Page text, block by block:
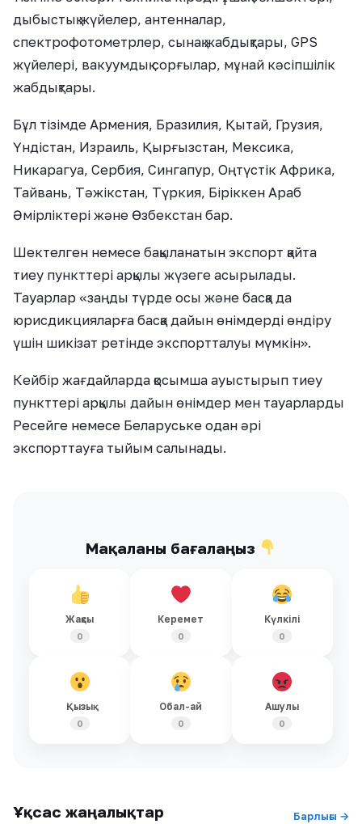
дыбыстық жүйелер, антенналар,
спектрофотометрлер, сынақ жабдықтары, GPS
жүйелері, вакуумдық сорғылар, мұнай кәсіпшілік
жабдықтары.
Бұл тізімде Армения, Бразилия, Қытай, Грузия,
Үндістан, Израиль, Қырғызстан, Мексика,
Никарагуа, Сербия, Сингапур, Оңтүстік Африка,
Тайвань, Тәжікстан, Түркия, Біріккен Араб
Әмірліктері және Өзбекстан бар.
Шектелген немесе бақыланатын экспорт қайта
тиеу пункттері арқылы жүзеге асырылады.
Тауарлар «заңды түрде осы және басқа да
юрисдикцияларға басқа дайын өнімдерді өндіру
үшін шикізат ретінде экспортталуы мүмкін».
Кейбір жағдайларда қосымша ауыстырып тиеу
пункттері арқылы дайын өнімдер мен тауарларды
Ресейге немесе Беларуське одан әрі
экспорттауға тыйым салынады.
Мақаланы бағалаңыз
Жақсы
0
Керемет
0
Күлкілі
0
Қызық
0
Обал-ай
0
Ашулы
0
Ұқсас жаңалықтар Барлығы →